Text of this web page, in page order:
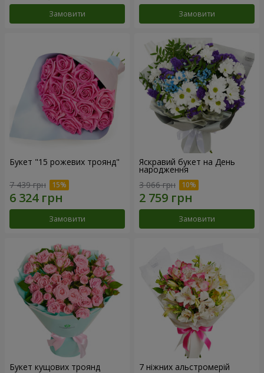
Замовити Замовити
Букет "15 рожевих троянд"
7 439 грн
Замовити
Яскравий букет на День
народження
3 066 грн
Замовити
Букет кущових троянд 7 ніжних альстромерій